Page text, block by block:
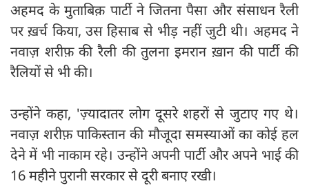
अहमद के मुताबिक़ पार्टी ने जितना पैसा और संसाधन रैली
पर ख़र्च किया, उस हिसाब से भीड़ नहीं जुटी थी। अहमद ने
नवाज़ शरीफ़ की रैली की तुलना इमरान ख़ान की पार्टी की
रैलियों से भी की।
उन्होंने कहा, 'ज़्यादातर लोग दूसरे शहरों से जुटाए गए थे।
नवाज़ शरीफ़ पाकिस्तान की मौजूदा समस्याओं का कोई हल
देने में भी नाकाम रहे। उन्होंने अपनी पार्टी और अपने भाई की
16 महीने पुरानी सरकार से दूरी बनाए रखी।